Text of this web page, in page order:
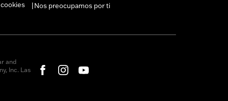
Nos preocupamos por ti
and
Inc. Las